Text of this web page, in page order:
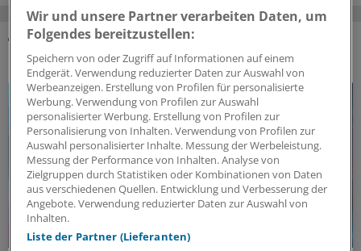
DAS KÖNNTE SIE AUCH INTERESSIEREN
Wir und unsere Partner verarbeiten Daten, um
Folgendes bereitzustellen:
Speichern von oder Zugriff auf Informationen auf einem
Endgerät. Verwendung reduzierter Daten zur Auswahl von
Werbeanzeigen. Erstellung von Profilen für personalisierte
Werbung. Verwendung von Profilen zur Auswahl
personalisierter Werbung. Erstellung von Profilen zur
Personalisierung von Inhalten. Verwendung von Profilen zur
Auswahl personalisierter Inhalte. Messung der Werbeleistung.
Messung der Performance von Inhalten. Analyse von
Zielgruppen durch Statistiken oder Kombinationen von Daten
aus verschiedenen Quellen. Entwicklung und Verbesserung der
Angebote. Verwendung reduzierter Daten zur Auswahl von
Inhalten.
Liste der Partner (Lieferanten)